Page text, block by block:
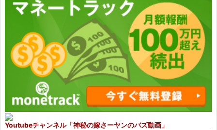
Youtubeチャンネル「神秘の嫁さーヤンのバズ動画」